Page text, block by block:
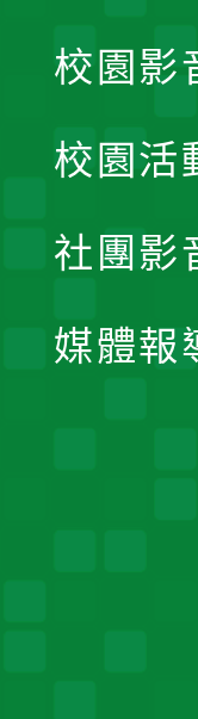
校園影
校園活
社團影
媒體報